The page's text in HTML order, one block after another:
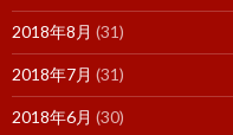
2018年8月 (31)
2018年7月 (31)
2018年6月 (30)